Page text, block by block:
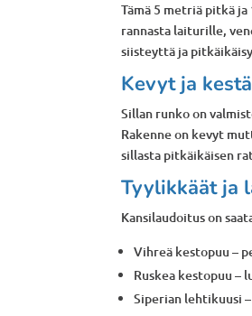
Tämä 5 metriä pitkä
rannasta laiturille,
siisteyttä ja
Kevyt ja
Sillan runko on
Rakenne on kevyt
sillasta pitkäikäisen
Tyylikkäät ja
Kansilaudoitus on
Vihreä kestopuu –
Ruskea kestopuu –
Siperian lehtikuusi